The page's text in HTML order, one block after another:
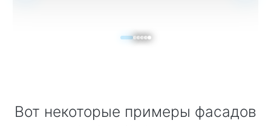
Вот некоторые примеры фасадов